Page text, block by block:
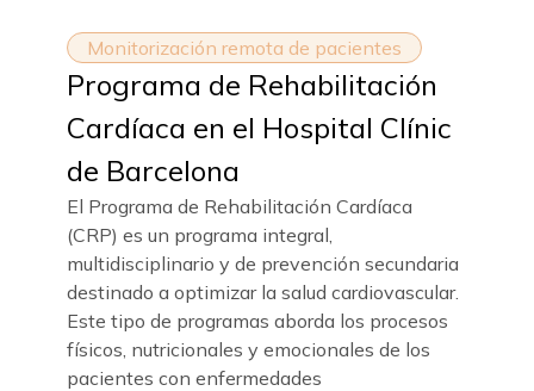
Monitorización remota de pacientes
Programa de Rehabilitación
Cardíaca en el Hospital Clínic
de Barcelona
El Programa de Rehabilitación Cardíaca
(CRP) es un programa integral,
multidisciplinario y de prevención secundaria
destinado a optimizar la salud cardiovascular.
Este tipo de programas aborda los procesos
físicos, nutricionales y emocionales de los
pacientes con enfermedades